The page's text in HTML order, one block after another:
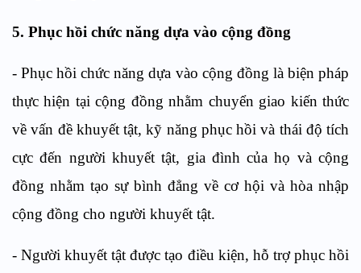
5. Phục hồi chức năng dựa vào cộng đồng
- Phục hồi chức năng dựa vào cộng đồng là biện pháp
thực hiện tại cộng đồng nhằm chuyển giao kiến thức
về vấn đề khuyết tật, kỹ năng phục hồi và thái độ tích
cực đến người khuyết tật, gia đình của họ và cộng
đồng nhằm tạo sự bình đẳng về cơ hội và hòa nhập
cộng đồng cho người khuyết tật.
- Người khuyết tật được tạo điều kiện, hỗ trợ phục hồi